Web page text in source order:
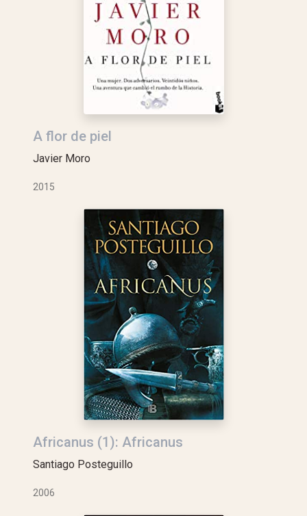
A flor de piel
Javier Moro
2015
Africanus (1): Africanus
Santiago Posteguillo
2006